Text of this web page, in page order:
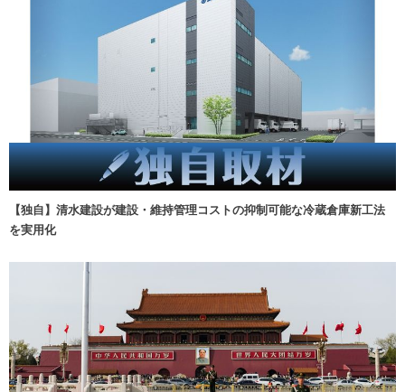
【独自】清水建設が建設・維持管理コストの抑制可能な冷蔵倉庫新工法
を実用化